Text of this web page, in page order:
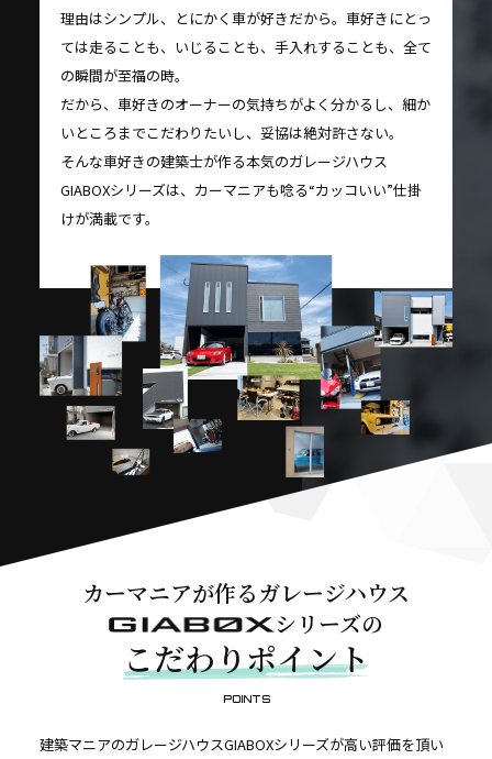
理由はシンプル、とにかく車が好きだから。車好きにとっ
ては走ることも、いじることも、手入れすることも、全て
の瞬間が至福の時。
だから、車好きのオーナーの気持ちがよく分かるし、細か
いところまでこだわりたいし、妥協は絶対許さない。
そんな車好きの建築士が作る本気のガレージハウス
GIABOXシリーズは、カーマニアも唸る“カッコいい”仕掛
けが満載です。
カーマニアが作るガレージハウス
シリーズの
こだわりポイント
POINTS
建築マニアのガレージハウスGIABOXシリーズが高い評価を頂い